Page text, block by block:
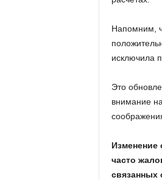
Напомним,
исключила
Это
внимание
часто
связанных